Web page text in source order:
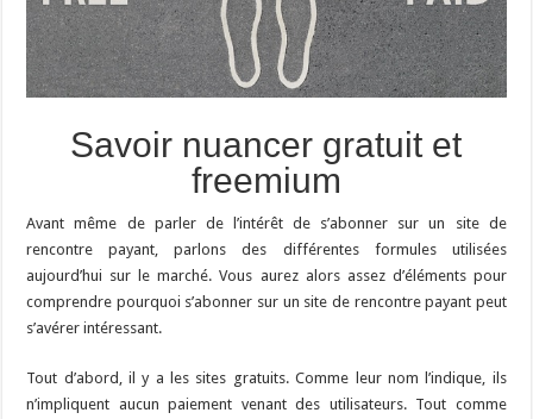
Savoir nuancer gratuit et
freemium
Avant même de parler de l’intérêt de s’abonner sur un site de
rencontre payant, parlons des différentes formules utilisées
aujourd’hui sur le marché. Vous aurez alors assez d’éléments pour
comprendre pourquoi s’abonner sur un site de rencontre payant peut
s’avérer intéressant.
Tout d’abord, il y a les sites gratuits. Comme leur nom l’indique, ils
n’impliquent aucun paiement venant des utilisateurs. Tout comme